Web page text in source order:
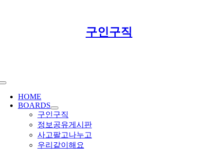
Toggle
Navigation
HOME
BOARDS
구인구직
정보공유게시판
사고팔고나누고
우리같이해요
구인구직